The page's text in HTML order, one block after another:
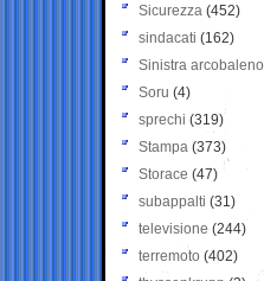
Sicurezza (452)
sindacati (162)
Sinistra arcobaleno
Soru (4)
sprechi (319)
Stampa (373)
Storace (47)
subappalti (31)
televisione(244)
terremoto (402)